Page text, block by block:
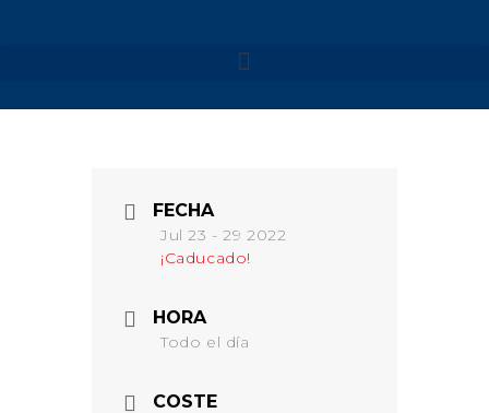
CAVALLS – SEMANA SANTA
FECHA
Jul 23 - 29 2022
¡Caducado!
HORA
Todo el día
COSTE